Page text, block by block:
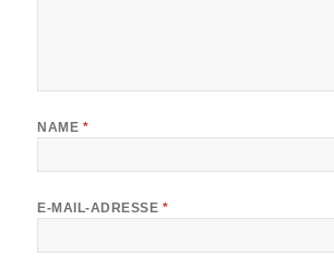
NAME *
E-MAIL-ADRESSE *